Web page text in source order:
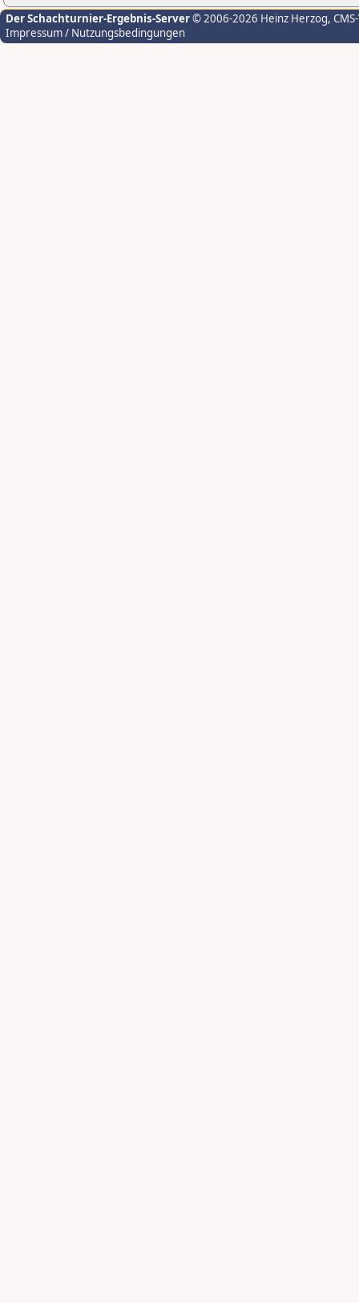
Der Schachturnier-Ergebnis-Server© 2006-2026 Heinz Herzog,
Impressum / Nutzungsbedingungen